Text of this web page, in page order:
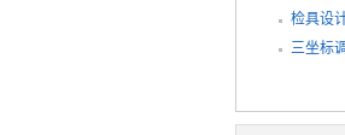
检具设
三坐标